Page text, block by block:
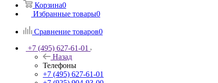
Корзина0
Избранные товары0
Сравнение товаров0
+7 (495) 627-61-01
Назад
Телефоны
+7 (495) 627-61-01